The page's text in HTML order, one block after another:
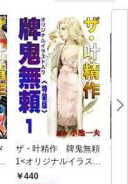
ザ・叶精作 牌鬼無頼
1<オリジナルイラスト
入り特装版>
440
ザ